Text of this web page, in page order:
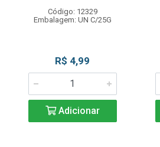
Código: 12329
Embalagem: UN C/25G
R$ 4,99
Adicionar